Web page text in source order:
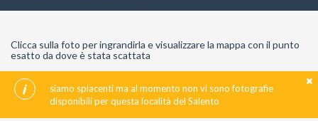
Clicca sulla foto per ingrandirla e visualizzare la mappa con il punto
esatto da dove è stata scattata
siamo spiacenti ma al momento non vi sono fotografie
disponibili per questa località del Salento